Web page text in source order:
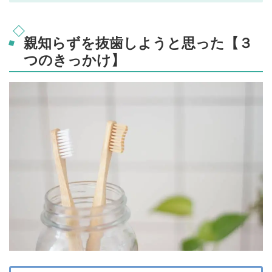
親知らずを抜歯しようと思った【３
つのきっかけ】